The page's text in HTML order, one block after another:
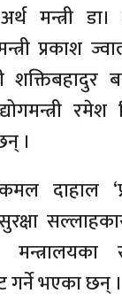
मन्त्री
प्रकाश
शक्तिबहादुर
।
दाहाल
सुरक्षा
गर्ने भएका छन् ।